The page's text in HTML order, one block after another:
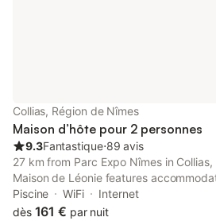
Collias, Région de Nîmes
Maison d’hôte pour 2 personnes
9.3Fantastique⋅89 avis
27 km from Parc Expo Nîmes in
Maison de Léonie features
tub, spa facilities and wellness
parking on-site are accessible at the
Piscine WiFi
Internet
dès 161 € par nuit